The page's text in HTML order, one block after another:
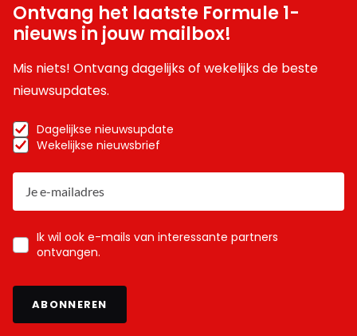
Ontvang het laatste Formule 1-
nieuws in jouw mailbox!
Mis niets! Ontvang dagelijks of wekelijks de beste
nieuwsupdates.
Dagelijkse nieuwsupdate
Wekelijkse nieuwsbrief
Ik wil ook e-mails van interessante partners
ontvangen.
ABONNEREN